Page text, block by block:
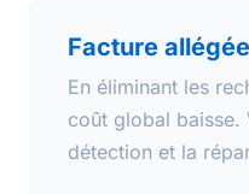
Facture allégée
En éliminant les
coût global baisse.
détection et la